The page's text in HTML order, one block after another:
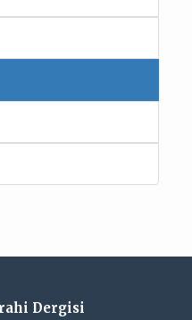
Dergisi